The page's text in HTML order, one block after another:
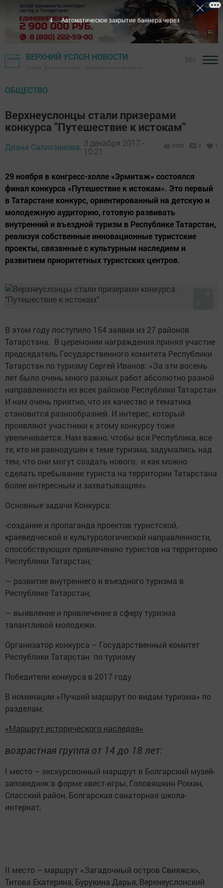
ВЕРХНИЙ УСЛОН НОВОСТИ
ОБЩЕСТВО
Верхнеуслонцы стали призерами
конкурса "Путешествие к истокам"
Диана Салихзанова, 3 декабря 2017 -
10:21
3093 0 1
29 ноября в конгресс-холле «Эрмитаж» состоялся
финал конкурса «Путешествие к истокам». Это первый
в Татарстане конкурс, ориентированный на детскую и
молодежную аудиторию, готовую развивать
внутренний и въездной туризм в Республике Татарстан,
реализуя собственные инновационные туристские
проекты, связанные с культурным наследием и
развитием приоритетных туристских центров.
В этом году поступило 154 заявки из 27 районов
Татарстана. В церемонии награждения принял участие
председатель Государственного комитета Республики
Татарстан по туризму Сергей Иванов: «За эти восемь
лет было очень много разных работ абсолютно разной
направленности из всех районов Республики Татарстан.
И нам очень приятно, что их качество и тематика
становится разнообразней. И интерес, который
проявляют участники к этому конкурсу тоже
увеличивается. Нам важно, чтобы вся Республика, все
те, кто не равнодушен к теме туризма, задумались над
тем, что они могут создать нового, и как можно
сделать пребывание туриста на территории Татарстана
более интересным и захватыващим».
Основные задачи Конкурса:
-создание и пропаганда проектов туристской,
краеведческой и культурологической направленности,
способствующих привлечению туристов на территорию
Республики Татарстан;
— развитие внутреннего и въездного туризма в
Республике Татарстан;
— выявление и привлечение в сферу туризма
талантливой молодежи.
Организатор конкурса – Государственный комитет
Республики Татарстан по туризму
Победители конкурса в 2017 году
В номинации «Лучший маршрут по видам туризма» по
разделам:
«Маршрут исторического наследия»
возрастная группа от 14 до 18 лет:
I место – экскурсионный маршрут в Болгарский музей-
заповедник в форме квест-игры, Головяшкин Роман,
Спасский район, Болгарская санаторная школа-
интернат,
II место – маршрут «Загадочный остров Свияжск»,
Титова Екатерина, Бурукина Дарья, Верхнеуслонский
3 Автоматическое закрытие баннера через